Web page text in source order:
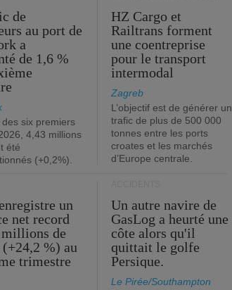
de
au port de
a
de 1,6 %
six premiers
4,43 millions
été
(+0,2%).
HZ Cargo et
Railtrans forment
une coentreprise
pour le transport
intermodal
Zagreb
L’objectif est de générer un
trafic de plus de 500 000
tonnes entre les ports
croates et les marchés
d’Europe centrale.
un
net record
millions de
%) au
trimestre
Un autre navire de
GasLog a heurté une
côte alors qu'il
quittait le golfe
Persique.
Le Pirée/Southampton